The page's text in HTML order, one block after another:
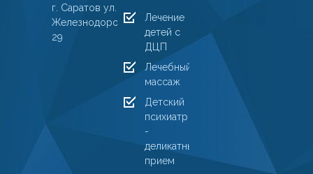
г. Саратов ул.
Железнодорожная,
29
Лечение
детей с
ДЦП
Лечебный
массаж
Детский
психиатр
-
деликатный
прием